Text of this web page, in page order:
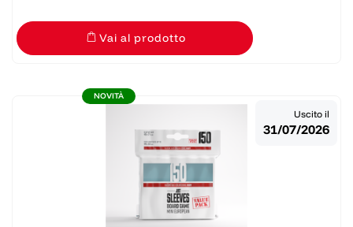
Vai al prodotto
NOVITÀ
Uscito il
31/07/2026